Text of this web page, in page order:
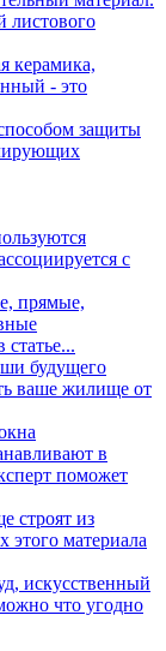
листового
керамика,
- это
защиты
с
прямые,
будущего
ваше жилище от
в
поможет
строят из
этого материала
искусственный
что угодно